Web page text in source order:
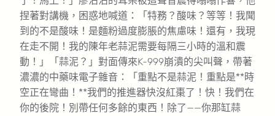
捏著對講機，困惑地喊道：「特務？酸味？等等！我聞
到的不是酸味！是麵粉過度膨脹的焦慮味！還有，我現
在走不開！我的陳年老蒜泥需要每隔三小時的溫和震
動！」「蒜泥？」對面傳來K-999崩潰的尖叫聲，帶著
濃濃的中藥味電子雜音：「重點不是蒜泥！重點是**時
空正在彎曲！**我們的推進器快沒紅棗了！快！我們在
你的後院！別帶任何多餘的東西！除了——你那缸蒜